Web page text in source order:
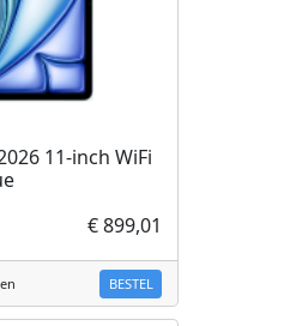
11-inch WiFi
€ 899,01
BESTEL